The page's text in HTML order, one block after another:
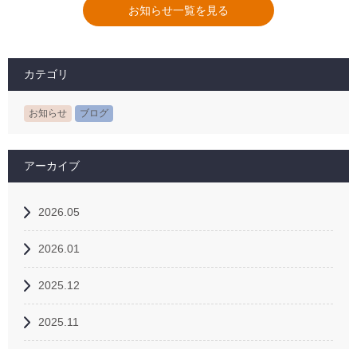
お知らせ一覧を見る
カテゴリ
お知らせ ブログ
アーカイブ
2026.05
2026.01
2025.12
2025.11